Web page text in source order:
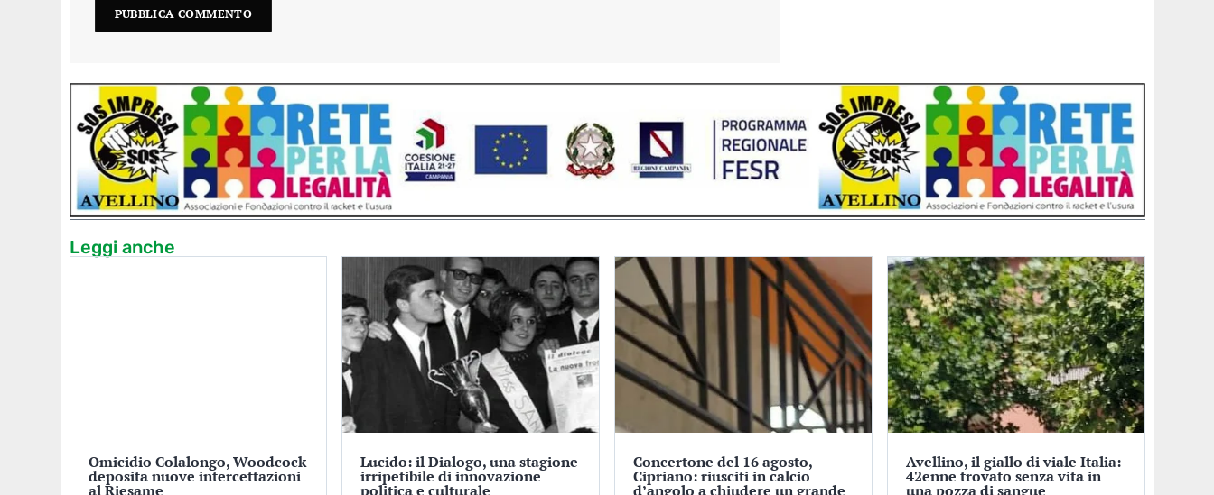
Leggi anche
Omicidio Colalongo, Woodcock
deposita nuove intercettazioni
al Riesame
Lucido: il Dialogo, una stagione
irripetibile di innovazione
politica e culturale
Concertone del 16 agosto,
Cipriano: riusciti in calcio
d’angolo a chiudere un grande
Avellino, il giallo di viale Italia:
42enne trovato senza vita in
una pozza di sangue